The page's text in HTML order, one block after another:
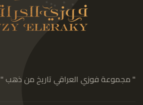
" مجموعة فوزي العراقي تاريخ من ذهب "